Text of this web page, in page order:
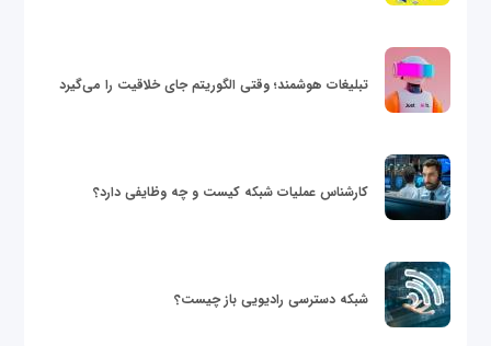
تبلیغات هوشمند؛ وقتی الگوریتم جای خلاقیت را می‌گیرد
کارشناس عملیات شبکه کیست و چه وظایفی دارد؟
شبکه دسترسی رادیویی باز چیست؟